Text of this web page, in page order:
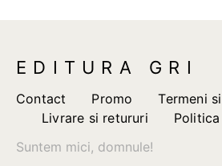
EDITURA GRI
Contact Promo
Termeni
Livrare si retururi
Politica
Suntem mici, domnule!